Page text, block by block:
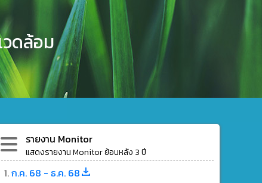
ดล้อม
รายงาน Monitor
แสดงรายงาน Monitor ย้อนหลัง 3 ปี
ก.ค. 68 - ธ.ค. 68